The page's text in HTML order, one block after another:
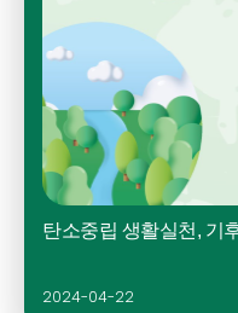
탄소중립 생활실천, 기
2024-04-22